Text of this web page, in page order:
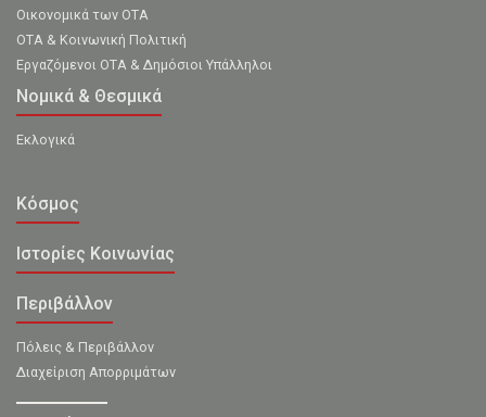
Οικονομικά των ΟΤΑ
ΟΤΑ & Κοινωνική Πολιτική
Εργαζόμενοι ΟΤΑ & Δημόσιοι Υπάλληλοι
Νομικά & Θεσμικά
Εκλογικά
Κόσμος
Ιστορίες Κοινωνίας
Περιβάλλον
Πόλεις & Περιβάλλον
Διαχείριση Απορριμάτων